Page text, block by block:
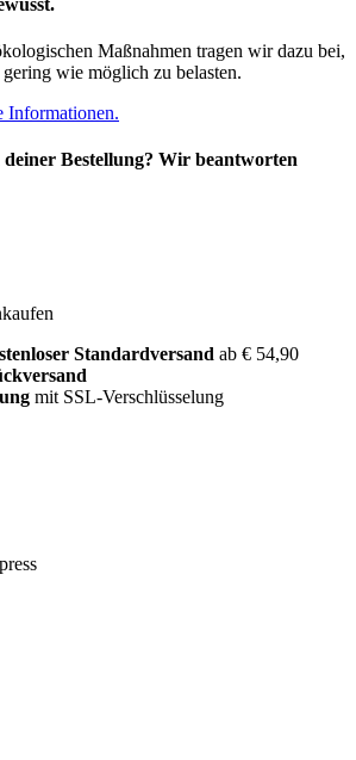
Maßnahmen tragen wir dazu bei,
wie möglich zu belasten.
Informationen.
Bestellung? Wir beantworten
Standardversand ab € 54,90
mit SSL-Verschlüsselung